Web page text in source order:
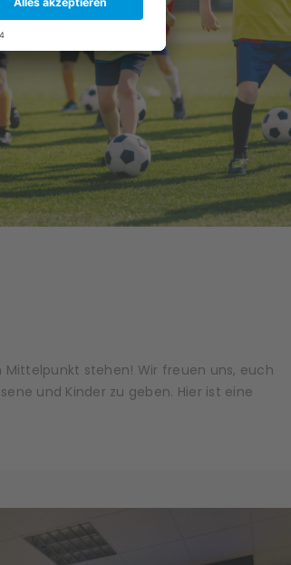
Mittelpunkt stehen! Wir freuen uns, euch
und Kinder zu geben. Hier ist eine